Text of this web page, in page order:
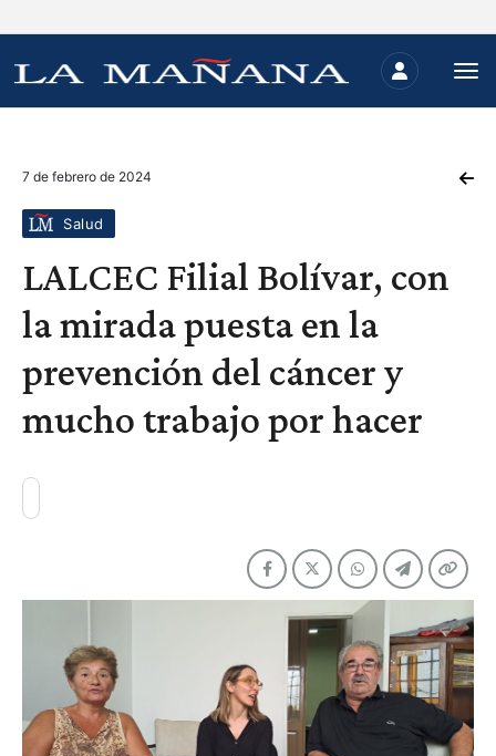
7 de febrero de 2024
Salud
LALCEC Filial Bolívar, con
la mirada puesta en la
prevención del cáncer y
mucho trabajo por hacer